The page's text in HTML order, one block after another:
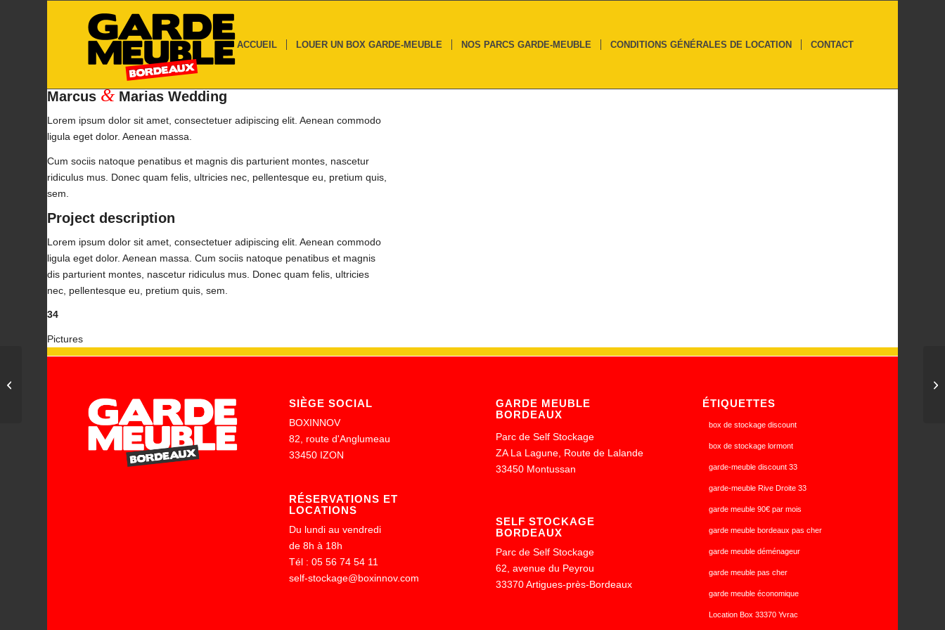
ACCUEIL LOUER UN BOX GARDE-MEUBLE NOS PARCS GARDE-MEUBLE CONDITIONS GÉNÉRALES DE LOCATION CONTACT
Marcus & Marias Wedding
Lorem ipsum dolor sit amet, consectetuer adipiscing elit. Aenean commodo
ligula eget dolor. Aenean massa.
Cum sociis natoque penatibus et magnis dis parturient montes, nascetur
ridiculus mus. Donec quam felis, ultricies nec, pellentesque eu, pretium quis,
sem.
Project description
Lorem ipsum dolor sit amet, consectetuer adipiscing elit. Aenean commodo
ligula eget dolor. Aenean massa. Cum sociis natoque penatibus et magnis
dis parturient montes, nascetur ridiculus mus. Donec quam felis, ultricies
nec, pellentesque eu, pretium quis, sem.
34
Pictures
SIÈGE SOCIAL
BOXINNOV
82, route d'Anglumeau
33450 IZON
RÉSERVATIONS ET
LOCATIONS
Du lundi au vendredi
de 8h à 18h
Tél : 05 56 74 54 11
self-stockage@boxinnov.com
GARDE MEUBLE
BORDEAUX
Parc de Self Stockage
ZA La Lagune, Route de Lalande
33450 Montussan
SELF STOCKAGE
BORDEAUX
Parc de Self Stockage
62, avenue du Peyrou
33370 Artigues-près-Bordeaux
ÉTIQUETTES
box de stockage discount
box de stockage lormont
garde-meuble discount 33
garde-meuble Rive Droite 33
garde meuble 90€ par mois
garde meuble bordeaux pas cher
garde meuble déménageur
garde meuble pas cher
garde meuble économique
Location Box 33370 Yvrac